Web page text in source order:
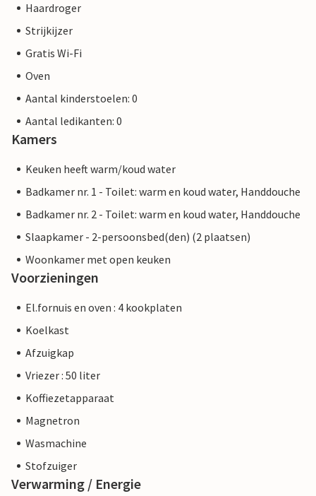
Haardroger
Strijkijzer
Gratis Wi-Fi
Oven
Aantal kinderstoelen: 0
Aantal ledikanten: 0
Kamers
Keuken heeft warm/koud water
Badkamer nr. 1 - Toilet: warm en koud water, Handdouche
Badkamer nr. 2 - Toilet: warm en koud water, Handdouche
Slaapkamer - 2-persoonsbed(den) (2 plaatsen)
Woonkamer met open keuken
Voorzieningen
El.fornuis en oven : 4 kookplaten
Koelkast
Afzuigkap
Vriezer : 50 liter
Koffiezetapparaat
Magnetron
Wasmachine
Stofzuiger
Verwarming / Energie